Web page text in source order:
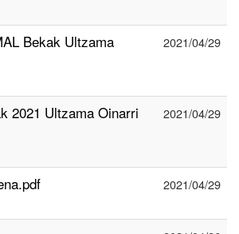
Bekak Ultzama
2021/04/29
2021 Ultzama Oinarri
2021/04/29
2021/04/29